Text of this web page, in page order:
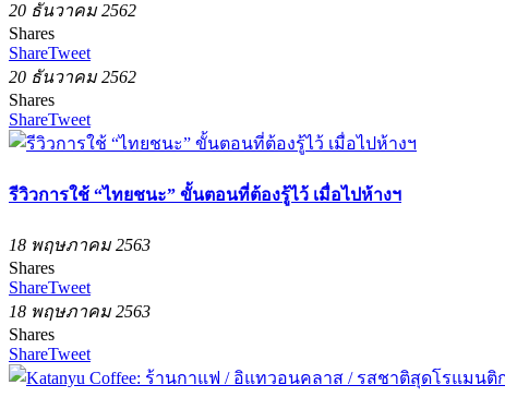
20 ธันวาคม 2562
Shares
ShareTweet
20 ธันวาคม 2562
Shares
ShareTweet
รีวิวการใช้ “ไทยชนะ” ขั้นตอนที่ต้องรู้ไว้ เมื่อไปห้างฯ
18 พฤษภาคม 2563
Shares
ShareTweet
18 พฤษภาคม 2563
Shares
ShareTweet